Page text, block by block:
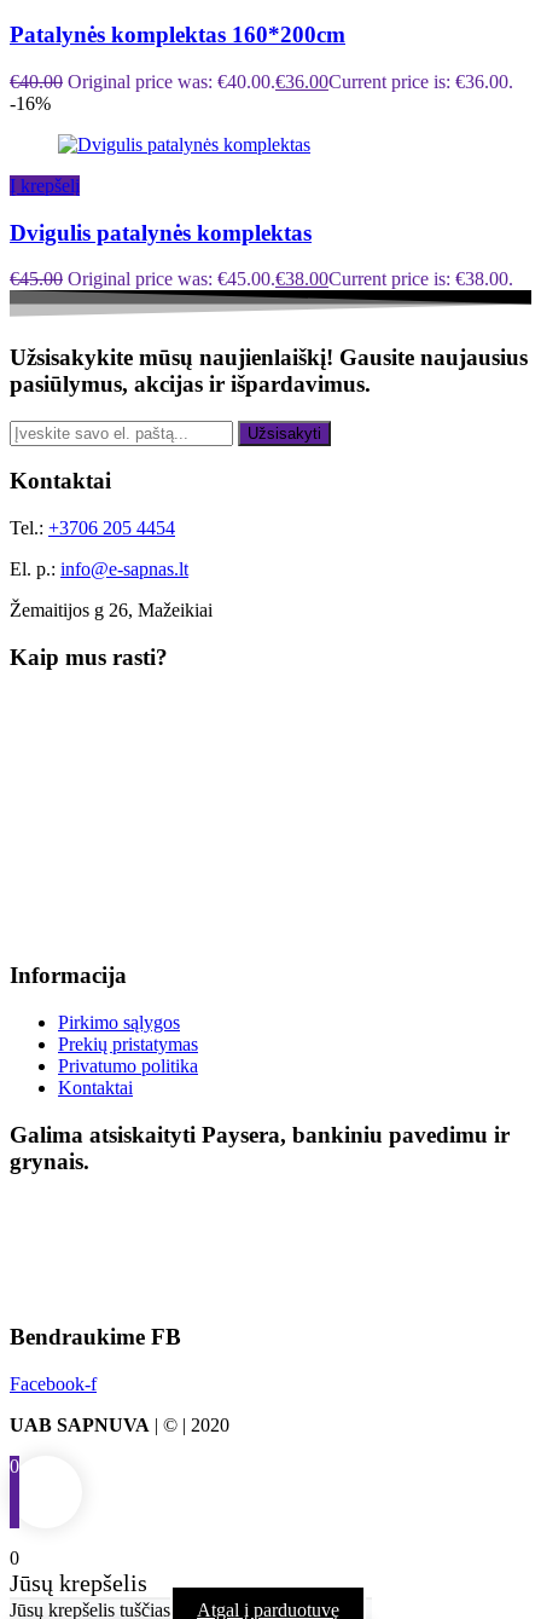
Patalynės komplektas 160*200cm
€40.00 Original price was: €40.00.€36.00Current price is: €36.00.
-16%
Į krepšelį
Dvigulis patalynės komplektas
€45.00 Original price was: €45.00.€38.00Current price is: €38.00.
Užsisakykite mūsų naujienlaiškį! Gausite naujausius
pasiūlymus, akcijas ir išpardavimus.
Užsisakyti
Kontaktai
Tel.: +3706 205 4454
El. p.: info@e-sapnas.lt
Žemaitijos g 26, Mažeikiai
Kaip mus rasti?
Informacija
Pirkimo sąlygos
Prekių pristatymas
Privatumo politika
Kontaktai
Galima atsiskaityti Paysera, bankiniu pavedimu ir
grynais.
Bendraukime FB
Facebook-f
UAB SAPNUVA | © | 2020
0
0
Jūsų krepšelis
Jūsų krepšelis tuščias Atgal į parduotuvę